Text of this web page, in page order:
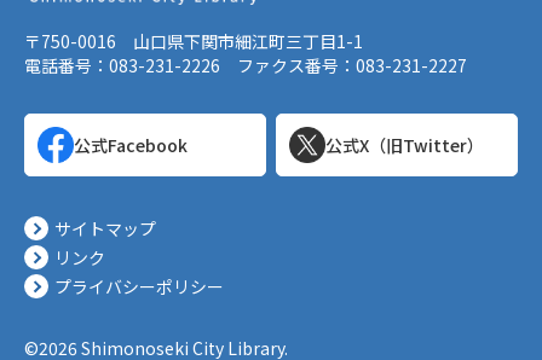
〒750-0016 山口県下関市細江町三丁目1-1
電話番号：083-231-2226 ファクス番号：083-231-2227
公式Facebook 公式X（旧Twitter）
サイトマップ
リンク
プライバシーポリシー
©2026 Shimonoseki City Library.